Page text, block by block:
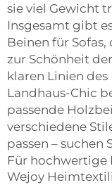
sie viel Gewicht
Insgesamt gibt
Beinen für
zur Schönheit
klaren Linien
Landhaus-Chic
passende
verschiedene
passen – suchen
Für hochwertige
Wejoy